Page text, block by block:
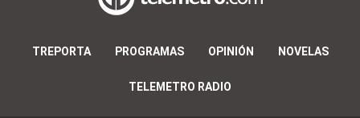
TREPORTA PROGRAMAS OPINIÓN NOVELAS
TELEMETRO RADIO